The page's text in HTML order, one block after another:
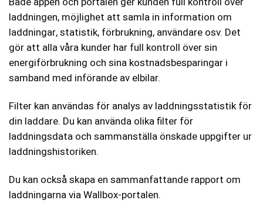
laddningen, möjlighet att samla in information om
laddningar, statistik, förbrukning, användare osv. Det
gör att alla våra kunder har full kontroll över sin
energiförbrukning och sina kostnadsbesparingar i
samband med införande av elbilar.
Filter kan användas för analys av laddningsstatistik för
din laddare. Du kan använda olika filter för
laddningsdata och sammanställa önskade uppgifter ur
laddningshistoriken.
Du kan också skapa en sammanfattande rapport om
laddningarna via Wallbox-portalen.